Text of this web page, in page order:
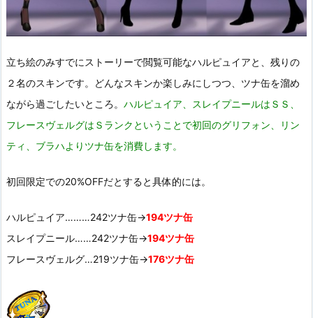
立ち絵のみすでにストーリーで閲覧可能なハルピュイアと、残りの
２名のスキンです。どんなスキンか楽しみにしつつ、ツナ缶を溜め
ながら過ごしたいところ。 ハルピュイア、スレイプニールはＳＳ、
フレースヴェルグはＳランクということで初回のグリフォン、リン
ティ、ブラハよりツナ缶を消費します。
初回限定での20%OFFだとすると具体的には。
ハルピュイア………242ツナ缶→194ツナ缶
スレイプニール……242ツナ缶→194ツナ缶
フレースヴェルグ…219ツナ缶→176ツナ缶